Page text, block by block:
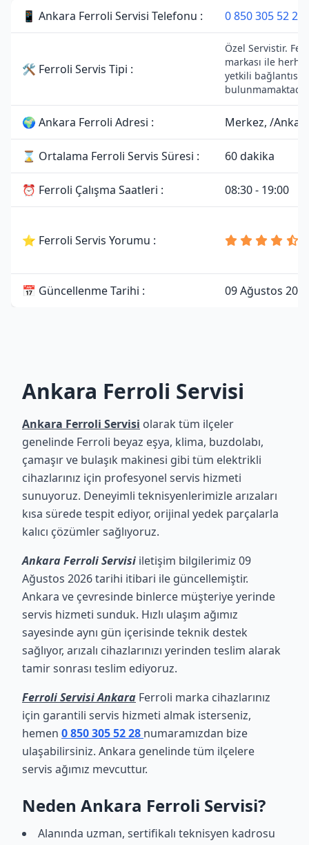
📱 Ankara Ferroli Servisi Telefonu : 0 850 305 52 28
🛠 Ferroli Servis Tipi :
Özel Servistir.
markası ile
yetkili bağlantısı
bulunmamaktadır.
🌍 Ankara Ferroli Adresi : Merkez, /
⌛ Ortalama Ferroli Servis Süresi : 60 dakika
⏰ Ferroli Çalışma Saatleri : 08:30 - 19:00
⭐ Ferroli Servis Yorumu :
📅 Güncellenme Tarihi : 09 Ağustos
Ankara Ferroli Servisi
Ankara Ferroli Servisi olarak tüm ilçeler
genelinde Ferroli beyaz eşya, klima, buzdolabı,
çamaşır ve bulaşık makinesi gibi tüm elektrikli
cihazlarınız için profesyonel servis hizmeti
sunuyoruz. Deneyimli teknisyenlerimizle arızaları
kısa sürede tespit ediyor, orijinal yedek parçalarla
kalıcı çözümler sağlıyoruz.
Ankara Ferroli Servisi iletişim bilgilerimiz 09
Ağustos 2026 tarihi itibari ile güncellemiştir.
Ankara ve çevresinde binlerce müşteriye yerinde
servis hizmeti sunduk. Hızlı ulaşım ağımız
sayesinde aynı gün içerisinde teknik destek
sağlıyor, arızalı cihazlarınızı yerinden teslim alarak
tamir sonrası teslim ediyoruz.
Ferroli Servisi Ankara Ferroli marka cihazlarınız
için garantili servis hizmeti almak isterseniz,
hemen 0 850 305 52 28 numaramızdan bize
ulaşabilirsiniz. Ankara genelinde tüm ilçelere
servis ağımız mevcuttur.
Neden Ankara Ferroli Servisi?
Alanında uzman, sertifikalı teknisyen kadrosu